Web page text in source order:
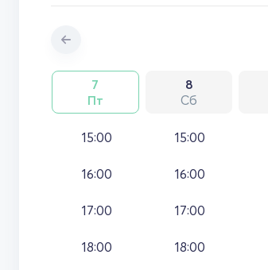
7
Пт
8
Сб
15:00
16:00
17:00
18:00
15:00
16:00
17:00
18:00